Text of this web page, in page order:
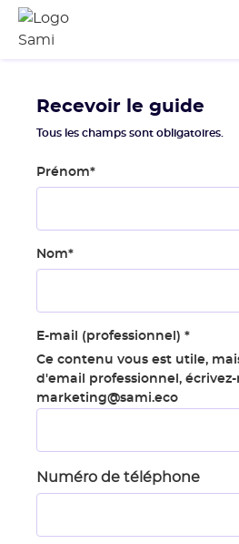
Recevoir le guide
Tous les champs sont obligatoires.
Prénom*
Nom*
E-mail (professionnel) *
Ce contenu vous est utile,
d'email professionnel,
marketing@sami.eco
Numéro de téléphone